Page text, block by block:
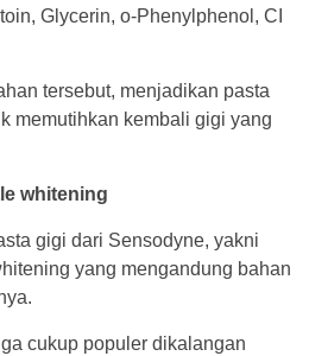
Glycerin, o-Phenylphenol, CI
tersebut, menjadikan pasta
memutihkan kembali gigi yang
whitening
gigi dari Sensodyne, yakni
yang mengandung bahan
cukup populer dikalangan